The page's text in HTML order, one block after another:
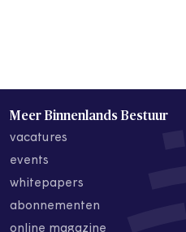
Meer Binnenlands Bestuur
vacatures
events
whitepapers
abonnementen
online magazine